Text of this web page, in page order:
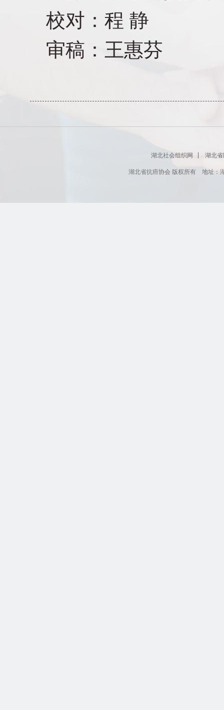
校对：程 静
审稿：王惠芬
湖北社会组织网 湖北
湖北省抗癌协会 版权所有 地址：